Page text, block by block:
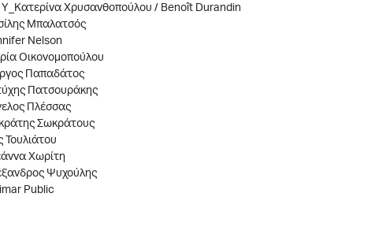
Y_Κατερίνα Χρυσανθοπούλου / Benoît Durandin
Μπαλατσός
Nelson
Οικονομοπούλου
Παπαδάτος
Πατσουράκης
Πλέσσας
Σωκράτους
Τουλιάτου
Χωρίτη
Ψυχούλης
Public